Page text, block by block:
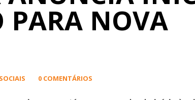
PARA NOVA
0 COMENTÁRIOS